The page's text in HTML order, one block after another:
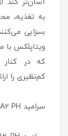
آسان‌تر
به تغذیه،
بسزایی
ویتاپلکس با
که در کنار
کم‌نظیری را
سرامید A2 PH (محافظت و ترمیم مو آسیب دیده):